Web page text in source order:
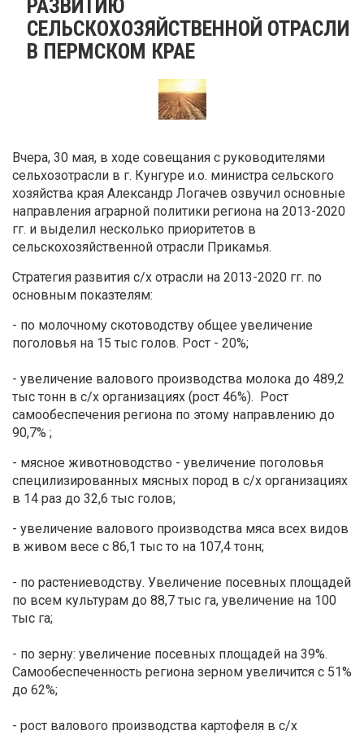
РАЗВИТИЮ
СЕЛЬСКОХОЗЯЙСТВЕННОЙ ОТРАСЛИ
В ПЕРМСКОМ КРАЕ
Вчера, 30 мая, в ходе совещания с руководителями
сельхозотрасли в г. Кунгуре и.о. министра сельского
хозяйства края Александр Логачев озвучил основные
направления аграрной политики региона на 2013-2020
гг. и выделил несколько приоритетов в
сельскохозяйственной отрасли Прикамья.
Стратегия развития с/х отрасли на 2013-2020 гг. по
основным показтелям:
- по молочному скотоводству общее увеличение
поголовья на 15 тыс голов. Рост - 20%;
- увеличение валового производства молока до 489,2
тыс тонн в с/х организациях (рост 46%). Рост
самообеспечения региона по этому направлению до
90,7% ;
- мясное животноводство - увеличение поголовья
специлизированных мясных пород в с/х организациях
в 14 раз до 32,6 тыс голов;
- увеличение валового производства мяса всех видов
в живом весе с 86,1 тыс то на 107,4 тонн;
- по растениеводству. Увеличение посевных площадей
по всем культурам до 88,7 тыс га, увеличение на 100
тыс га;
- по зерну: увеличение посевных площадей на 39%.
Самообеспеченность региона зерном увеличится с 51%
до 62%;
- рост валового производства картофеля в с/х